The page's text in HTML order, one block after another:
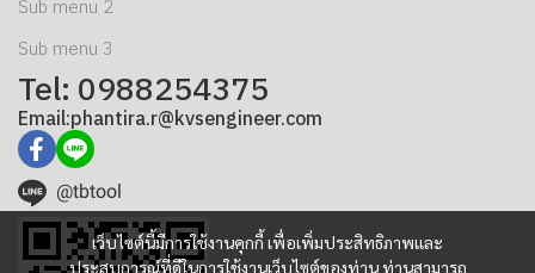
เว็บไซต์นี้มีการใช้งานคุกกี้ เพื่อเพิ่มประสิทธิภาพและ
ประสบการณ์ที่ดีในการใช้งานเว็บไซต์ของท่าน ท่านสามารถ
Sub menu 2
Sub menu 3
Tel: 0988254375
Email:phantira.r@kvsengineer.com
@tbtool